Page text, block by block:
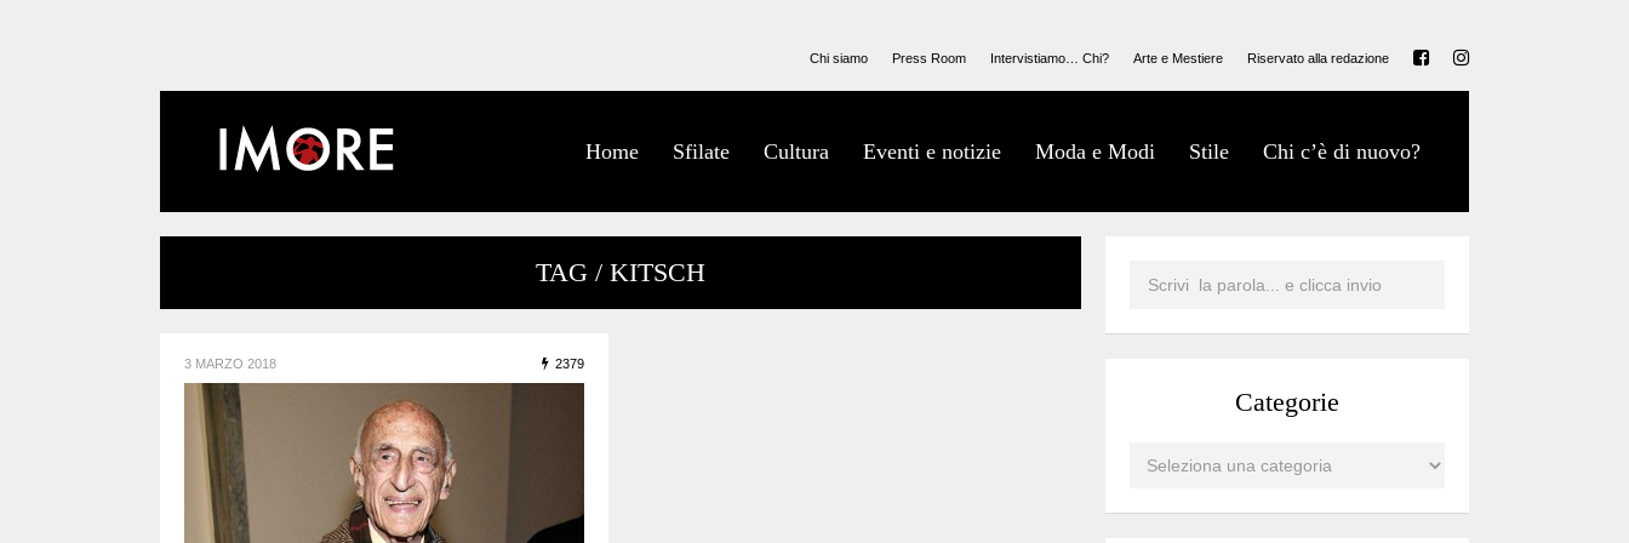
Chi siamo Press Room Intervistiamo… Chi? Arte e Mestiere Riservato alla redazione
Home Sfilate Cultura Eventi e notizie Moda e Modi Stile Chi c’è di nuovo?
TAG / KITSCH
3 MARZO 2018 2379
Categorie